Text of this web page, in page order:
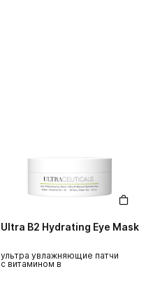
Ultra B2 Hydrating Eye Mask
ультра увлажняющие патчи
с витамином в